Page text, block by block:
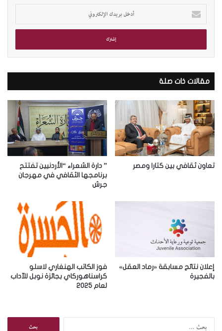
خ
ب
ي
د
ك
ا
ل
إ
ل
ت
ر
مقالات ذات صلة
تعاون ثقافي بين كتارا ومصر
” دارة الشعراء “الأردنيين تفتتح
برنامجها الثقافي في مهرجان
جرش
إعلان نتائج مسابقة «رماد العقل»
بالفجيرة
فوز الكاتب الهنغاري لاسلو
كراسناهوركاي بجائزة نوبل للآداب
لعام 2025